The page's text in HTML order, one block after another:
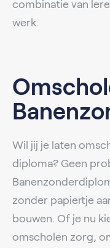
combinatie van
werk.
Wil jij je laten
diploma? Geen
zonder papiertje
bouwen. Of je nu
omscholen zorg,